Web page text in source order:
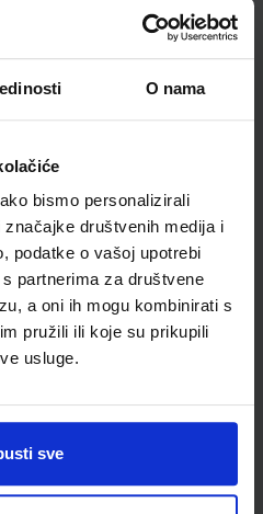
O nama
bismo personalizirali
društvenih medija i
podatke o vašoj upotrebi
partnerima za društvene
a oni ih mogu kombinirati s
pružili ili koje su prikupili
usluge.
sve
školske
tip 159
€